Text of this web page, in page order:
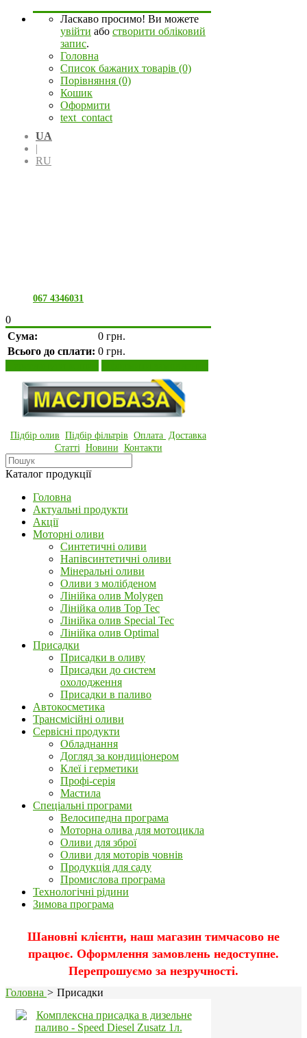
Ласкаво просимо! Ви можете
увійти або створити обліковий
запис.
Головна
Список бажаних товарів (0)
Порівняння (0)
Кошик
Оформити
text_contact
UA
|
RU
067 4346031
0
Сума:
0 грн.
Всього до сплати: 0 грн.
Підбір олив Підбір фільтрів Оплата Доставка
Статті Новини Контакти
Каталог продукції
Головна
Актуальні продукти
Акції
Моторні оливи
Синтетичні оливи
Напівсинтетичні оливи
Мінеральні оливи
Оливи з молібденом
Лінійка олив Molygen
Лінійка олив Top Tec
Лінійка олив Special Tec
Лінійка олив Optimal
Присадки
Присадки в оливу
Присадки до систем
охолодження
Присадки в паливо
Автокосметика
Трансмісійні оливи
Сервісні продукти
Обладнання
Догляд за кондиціонером
Клеї і герметики
Профі-серія
Мастила
Спеціальні програми
Велосипедна програма
Моторна олива для мотоцикла
Оливи для зброї
Оливи для моторів човнів
Продукція для саду
Промислова програма
Технологічні рідини
Зимова програма
Шановні клієнти, наш магазин тимчасово не
працює. Оформлення замовлень недоступне.
Перепрошуємо за незручності.
Головна > Присадки